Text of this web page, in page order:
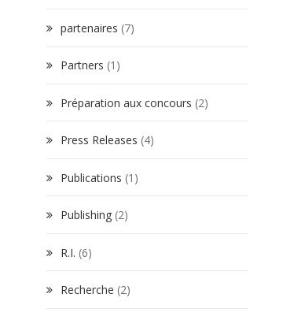
partenaires (7)
Partners (1)
Préparation aux concours (2)
Press Releases (4)
Publications (1)
Publishing(2)
R.I. (6)
Recherche (2)